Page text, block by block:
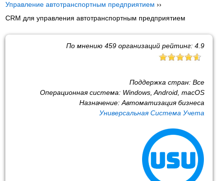
Управление автотранспортным предприятием ››
CRM для управления автотранспортным предприятием
По мнению 459организаций рейтинг: 4.9
Поддержка стран: Все
Операционная система: Windows, Android, macOS
Назначение: Автоматизация бизнеса
Универсальная Система Учета